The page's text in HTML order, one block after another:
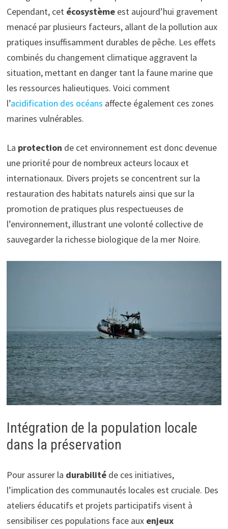
Cependant, cet écosystèmeest aujourd’hui gravement
menacé par plusieurs facteurs, allant de la pollution aux
pratiques insuffisamment durables de pêche. Les effets
combinés du changement climatique aggravent la
situation, mettant en danger tant la faune marine que
les ressources halieutiques. Voici comment
l’acidification des océans affecte également ces zones
marines vulnérables.
La protection de cet environnement est donc devenue
une priorité pour de nombreux acteurs locaux et
internationaux. Divers projets se concentrent sur la
restauration des habitats naturels ainsi que sur la
promotion de pratiques plus respectueuses de
l’environnement, illustrant une volonté collective de
sauvegarder la richesse biologique de la mer Noire.
Intégration de la population locale
dans la préservation
Pour assurer la durabilitéde ces initiatives,
l’implication des communautés locales est cruciale. Des
ateliers éducatifs et projets participatifs visent à
sensibiliser ces populations face aux enjeux